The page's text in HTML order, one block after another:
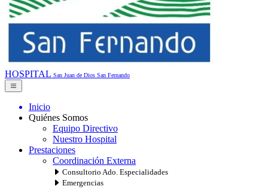
HOSPITAL San Juan de Dios San Fernando
Inicio
Quiénes Somos
Equipo Directivo
Nuestro Hospital
Prestaciones
Coordinación Externa
Consultorio Ado. Especialidades
Emergencias